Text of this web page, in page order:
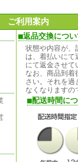
ご利用案内
■返品交換につい
状態や内容が、
は、着払いにて
にて返金させて
なお、商品到着
さい。それを過
なくなりますの
■配送時間に